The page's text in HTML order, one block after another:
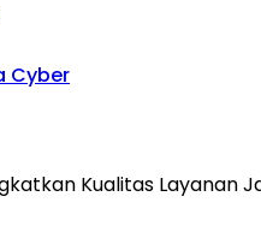
Cyber
Kualitas Layanan